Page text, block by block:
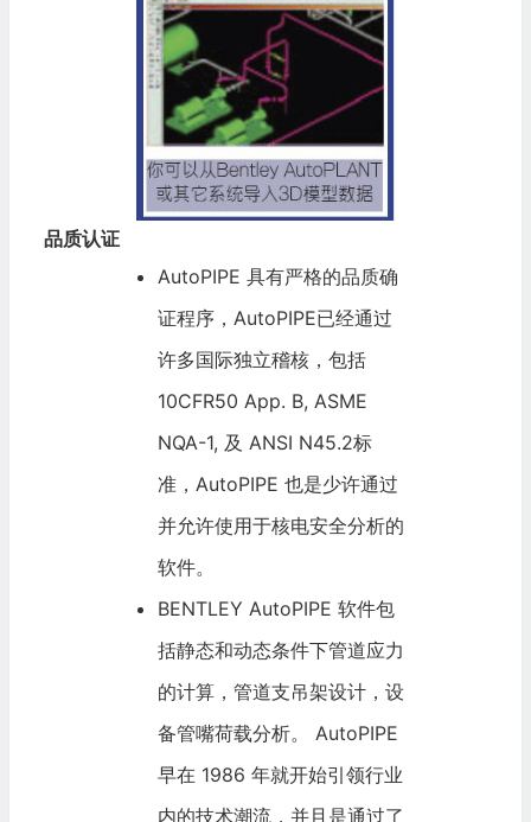
品质认证
AutoPIPE 具有严格的品质确
证程序，AutoPIPE已经通过
许多国际独立稽核，包括
10CFR50 App. B, ASME
NQA-1, 及 ANSI N45.2标
准，AutoPIPE 也是少许通过
并允许使用于核电安全分析的
软件。
BENTLEY AutoPIPE 软件包
括静态和动态条件下管道应力
的计算，管道支吊架设计，设
备管嘴荷载分析。 AutoPIPE
早在 1986 年就开始引领行业
内的技术潮流，并且是通过了